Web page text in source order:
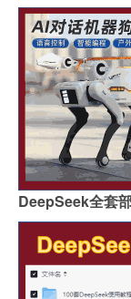
DeepSeek全套